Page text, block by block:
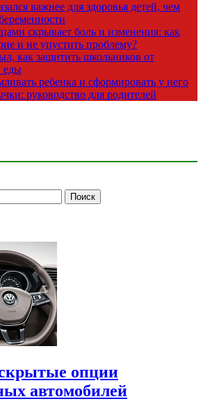
важнее для здоровья детей, чем
скрывает боль и изменения: как
и не упустить проблему?
как защитить школьников от
еды
ребенка и сформировать у него
руководство для родителей
опции
автомобилей